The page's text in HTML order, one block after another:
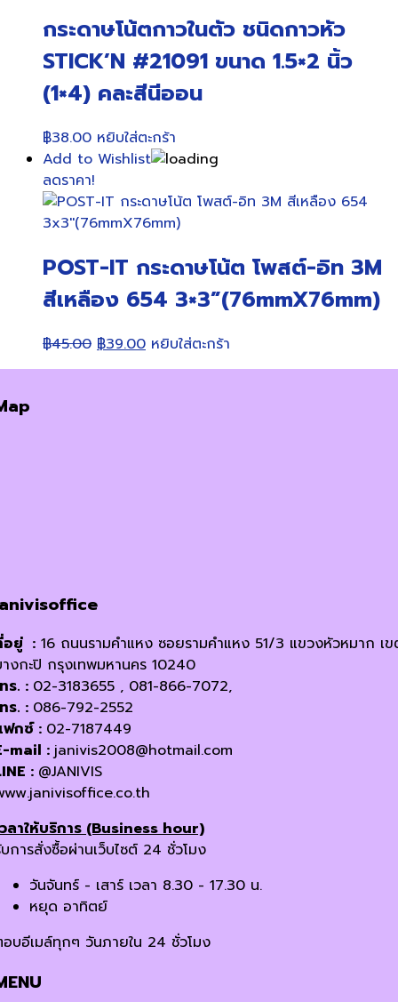
กระดาษโน้ตกาวในตัว ชนิดกาวหัว
STICK’N #21091 ขนาด 1.5×2 นิ้ว
(1×4) คละสีนีออน
฿38.00 หยิบใส่ตะกร้า
Add to Wishlist
ลดราคา!
POST-IT กระดาษโน้ต โพสต์-อิท 3M
สีเหลือง 654 3×3”(76mmX76mm)
฿45.00 Original
price
฿39.00Current
price
หยิบใส่ตะกร้า
อยู่ : 16 ถนนรามคำแหง ซอยรามคำแหง 51/3 แขวงหัวหมาก เ
งกะปิ กรุงเทพมหานคร 10240
ร. : 02-3183655 , 081-866-7072,
ร. : 086-792-2552
กซ์ : 02-7187449
mail : janivis2008@hotmail.com
: @JANIVIS
ลาให้บริการ (Business hour)
การสั่งซื้อผ่านเว็บไซต์ 24 ชั่วโมง
วันจันทร์ - เสาร์ เวลา 8.30 - 17.30 น.
หยุด อาทิตย์
บอีเมล์ทุกๆ วันภายใน 24 ชั่วโมง